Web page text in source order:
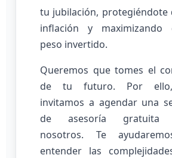
tu jubilación, protegiéndote
inflación y maximizando
peso invertido.
Queremos que tomes el
de tu futuro. Por
invitamos a agendar una
de asesoría gratuita
nosotros. Te
entender las